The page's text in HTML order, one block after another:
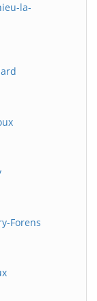
la-
Forens